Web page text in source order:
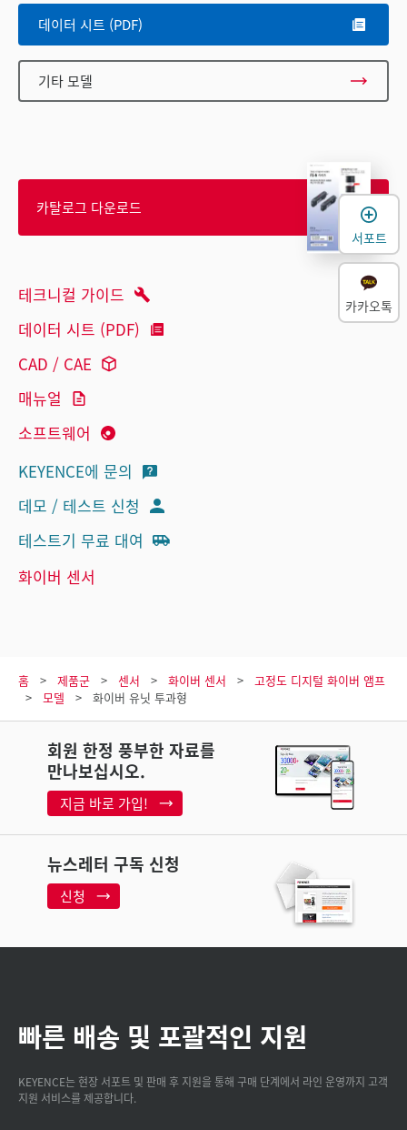
데이터 시트 (PDF)
기타 모델
카탈로그 다운로드
테크니컬 가이드
데이터 시트 (PDF)
CAD / CAE
매뉴얼
소프트웨어
KEYENCE에 문의
데모 / 테스트 신청
테스트기 무료 대여
화이버 센서
홈 제품군 센서 화이버 센서
고정도 디지털 화이버 앰프
모델
화이버 유닛 투과형
회원 한정 풍부한 자료를
만나보십시오.
지금 바로 가입!
뉴스레터 구독 신청
신청
빠른 배송 및 포괄적인 지원
KEYENCE는 현장 서포트 및 판매 후 지원을 통해 구매 단계에서 라인 운영까지 고객
지원 서비스를 제공합니다.
서포트
카카오톡